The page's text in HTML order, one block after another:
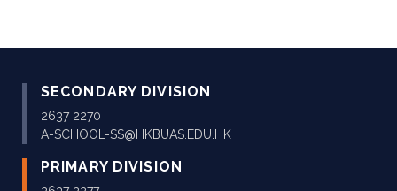
SECONDARY DIVISION
2637 2270
A-SCHOOL-SS@HKBUAS.EDU.HK
PRIMARY DIVISION